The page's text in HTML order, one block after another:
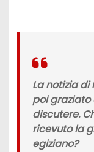
La notizia di
poi graziato
discutere.
ricevuto la
egiziano?